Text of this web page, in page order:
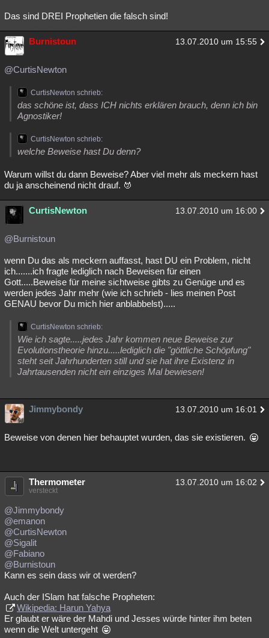
Das sind DREI Prophetien die falsch sind!
Burnistoun 13.07.2010 um 15:55
@CurtisNewton
CurtisNewton schrieb:
das schöne ist, dass ICH nichts erklären brauch, denn ich bin
Agnostiker!
CurtisNewton schrieb:
welche Beweise hast Du denn?
Warum willst du dann Beweise? Aber viel mehr als meckern hast
du ja anscheinend nicht drauf.
CurtisNewton 13.07.2010 um 16:00
@Burnistoun
wenn Du das als meckern auffasst, hast DU ein Problem, nicht
ich.......ich fragte lediglich nach Beweisen für einen
Gott.....Beweise für meine sichtweise gibts zu Genüge und es
werden jedes Jahr mehr (wie ich schrieb - lies meinen Post
GENAU bevor Du mich hier anblabbelst).....
CurtisNewton schrieb:
Wie ich sagte.....jedes Jahr kommen neue Beweise zur
Evolutionstheorie hinzu.....lediglich die "göttliche Schöpfung"
steht seit Jahrhunderten still und sie hat ihre Existenz in
Jahrtausenden nicht ein einziges Mal bewiesen!
Jimmybondy 13.07.2010 um 16:01
Beweise von denen hier behauptet wurden, das sie existieren.
Thermometer 13.07.2010 um 16:02
versteckt
@Jimmybondy
@emanon
@CurtisNewton
@Sigalit
@Fabiano
@Burnistoun
Kann es sein dass wir ot werden?
Auch der ISlam hat falsche Propheten:
Wikipedia: Harun Yahya
Er glaubt er wäre der Mahdi und Jesses würde hinter ihm beten
wenn die Welt untergeht